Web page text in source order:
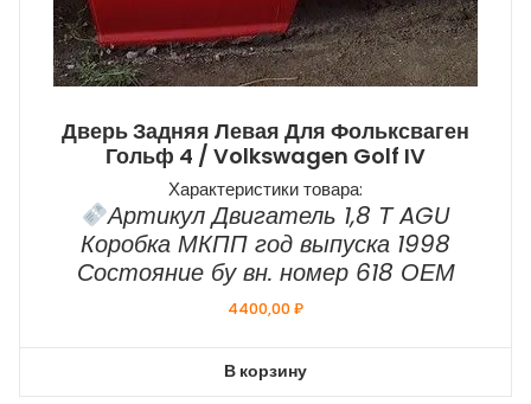
Дверь Задняя Левая Для Фольксваген
Гольф 4 / Volkswagen Golf IV
Характеристики товара:
Артикул Двигатель 1,8 Т AGU
Коробка МКПП год выпуска 1998
Состояние бу вн. номер 618 ОЕМ
4400,00₽
В корзину